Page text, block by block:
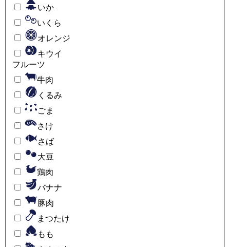
いか
いくら
オレンジ
キウイ
フルーツ
牛肉
くるみ
ごま
さけ
さば
大豆
鶏肉
バナナ
豚肉
まつたけ
もも